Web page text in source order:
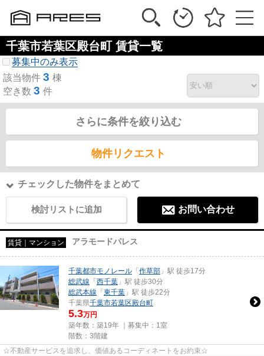
千葉市若葉区殿台町 賃貸一覧
募集中のみ表示
該当物件 3 棟
空き数 3 件
さらに条件を絞り込む
物件リクエスト
チェックした物件をまとめて
検討リストに追加 お問い合わせ
賃貸｜マンション アラモードパレス
千葉都市モノレール 「作草部 」駅 徒歩17分
総武線 「西千葉 」駅 徒歩30分
総武本線 「東千葉 」駅 徒歩22分
千葉県千葉市若葉区殿台町
5.3万円
築年数：築19年 ｜募集中： 1室
階数：3階建
☆不動産サービスを追求し、価値あるコーディネートをお約束☆